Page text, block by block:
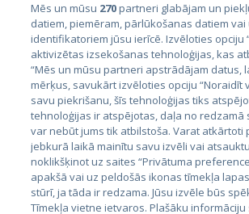
Страны
Эстония
Латвия
Литва
Mēs un mūsu 270partneri glabājam un
datiem, piemēram, pārlūkošanas datiem
identifikatoriem jūsu ierīcē. Izvēloties opciju
aktivizētas izsekošanas tehnoloģijas, kas
“Mēs un mūsu partneri apstrādājam datus,
mērķus, savukārt izvēloties opciju “Noraidīt
savu piekrišanu, šīs tehnoloģijas tiks
tehnoloģijas ir atspējotas, daļa no redzamā
var nebūt jums tik atbilstoša. Varat atkārtoti
jebkurā laikā mainītu savu izvēli vai
noklikšķinot uz saites “Privātuma
apakšā vai uz peldošās ikonas tīmekļa
stūrī, ja tāda ir redzama. Jūsu izvēle būs
Tīmekļa vietne ietvaros. Plašāku